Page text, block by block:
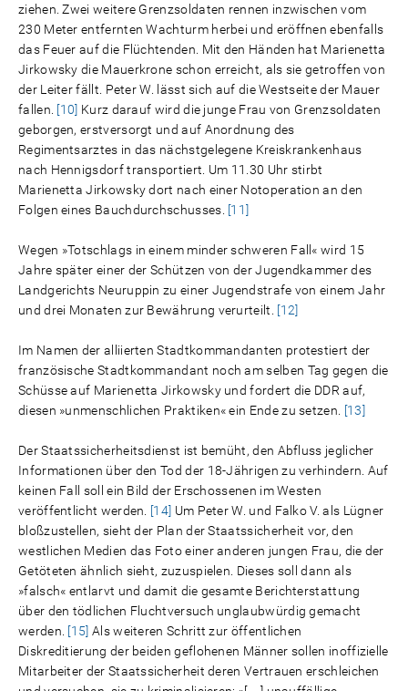
ziehen. Zwei weitere Grenzsoldaten rennen inzwischen vom
230 Meter entfernten Wachturm herbei und eröffnen ebenfalls
das Feuer auf die Flüchtenden. Mit den Händen hat Marienetta
Jirkowsky die Mauerkrone schon erreicht, als sie getroffen von
der Leiter fällt. Peter W. lässt sich auf die Westseite der Mauer
fallen. [10] Kurz darauf wird die junge Frau von Grenzsoldaten
geborgen, erstversorgt und auf Anordnung des
Regimentsarztes in das nächstgelegene Kreiskrankenhaus
nach Hennigsdorf transportiert. Um 11.30 Uhr stirbt
Marienetta Jirkowsky dort nach einer Notoperation an den
Folgen eines Bauchdurchschusses. [11]
Wegen »Totschlags in einem minder schweren Fall« wird 15
Jahre später einer der Schützen von der Jugendkammer des
Landgerichts Neuruppin zu einer Jugendstrafe von einem Jahr
und drei Monaten zur Bewährung verurteilt. [12]
Im Namen der alliierten Stadtkommandanten protestiert der
französische ­Stadtkommandant noch am selben Tag gegen die
Schüsse auf Marienetta Jirkowsky und fordert die DDR auf,
diesen »unmenschlichen Praktiken« ein Ende zu setzen. [13]
Der Staatssicherheitsdienst ist bemüht, den Abfluss jeglicher
Informationen über den Tod der 18-Jährigen zu verhindern. Auf
keinen Fall soll ein Bild der Erschossenen im Westen
veröffentlicht werden. [14] Um Peter W. und Falko V. als Lügner
bloßzustellen, sieht der Plan der Staatssicherheit vor, den
westlichen Medien das Foto einer anderen jungen Frau, die der
Getöteten ähnlich sieht, zuzuspielen. Dieses soll dann als
»falsch« entlarvt und damit die gesamte Berichterstattung
über den tödlichen Fluchtversuch unglaubwürdig gemacht
werden. [15] Als weiteren Schritt zur öffentlichen
Diskreditierung der beiden geflohenen Männer sollen inoffizielle
Mitarbeiter der Staatssicherheit deren Vertrauen erschleichen